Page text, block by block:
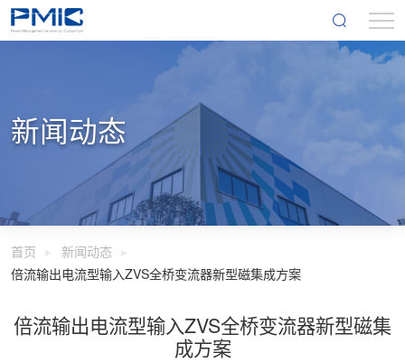
新闻动态
首页
新闻动态
倍流输出电流型输入ZVS全桥变流器新型磁集成方案
倍流输出电流型输入ZVS全桥变流器新型磁集
成方案